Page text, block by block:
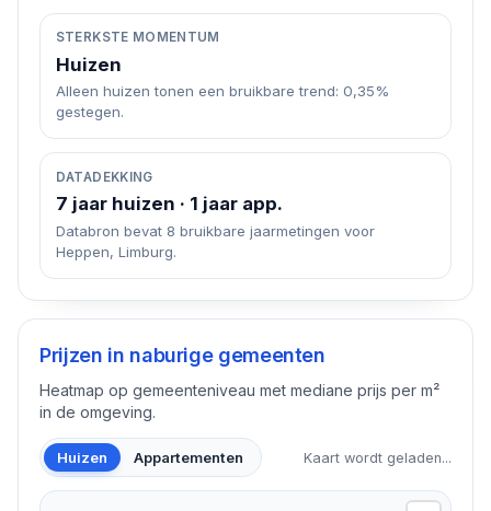
STERKSTE MOMENTUM
Huizen
Alleen huizen tonen een bruikbare trend: 0,35%
gestegen.
DATADEKKING
7 jaar huizen · 1 jaar app.
Databron bevat 8 bruikbare jaarmetingen voor
Heppen, Limburg.
Prijzen in naburige gemeenten
Heatmap op gemeenteniveau met mediane prijs per m²
in de omgeving.
Huizen Appartementen Kaart wordt geladen...